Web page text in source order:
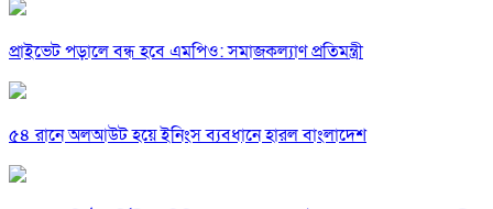
প্রাইভেট পড়ালে বন্ধ হবে এমপিও: সমাজকল্যাণ প্রতিমন্ত্রী
৫৪ রানে অলআউট হয়ে ইনিংস ব্যবধানে হারল বাংলাদেশ